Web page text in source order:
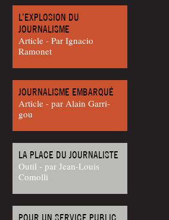
L’EXPLOSION DU
JOURNALISME
Article - Par Igna­cio
Ramonet
JOURNALISME EMBARQUÉ
Article - par Alain Gar­ri­
gou
LA PLACE DU JOURNALISTE
Outil - par Jean-Louis
Comolli
POUR UN SERVICE PUBLIC